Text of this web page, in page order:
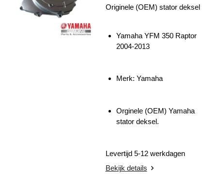
Originele (OEM) stator deksel
Yamaha YFM 350 Raptor
2004-2013
Merk: Yamaha
Orginele (OEM) Yamaha
stator deksel.
Levertijd 5-12 werkdagen
Bekijk details